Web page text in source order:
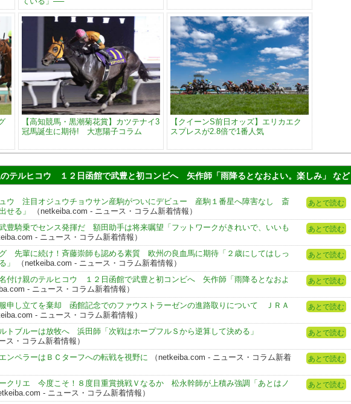
【高知競馬・黒潮菊花賞】カツテナイ3
冠馬誕生に期待! 大恵陽子コラム
【クイーンS前日オッズ】エリカエク
スプレスが2.8倍で1番人気
のテルヒコウ １２日函館で武豊と初コンビへ 矢作師「雨降るとなおよい。楽しみ」 など
ュウ 注目オジュウチョウサン産駒がついにデビュー 産駒１番星へ障害なし 斎
せる」
（netkeiba.com - ニュース・コラム新着情報）
あとで読む
豊騎乗でセンス発揮だ 額田助手は将来嘱望「フットワークがきれいで、いいも
- ニュース・コラム新着情報）
あとで読む
グ 先輩に続け！斉藤崇師も認める素質 欧州の良血馬に期待「２歳にしてはしっ
」
（netkeiba.com - ニュース・コラム新着情報）
あとで読む
付け親のテルヒコウ １２日函館で武豊と初コンビへ 矢作師「雨降るとなおよ
- ニュース・コラム新着情報）
あとで読む
申し立てを棄却 函館記念でのファウストラーゼンの進路取りについて ＪＲＡ
- ニュース・コラム新着情報）
あとで読む
トブルーは放牧へ 浜田師「次戦はホープフルＳから逆算して決める」
ス・コラム新着情報）
あとで読む
ンペラーはＢＣターフへの転戦を視野に （netkeiba.com - ニュース・コラム新着
あとで読む
ークリエ 今度こそ！８度目重賞挑戦Ｖなるか 松永幹師が上積み強調「あとはノ
- ニュース・コラム新着情報）
あとで読む